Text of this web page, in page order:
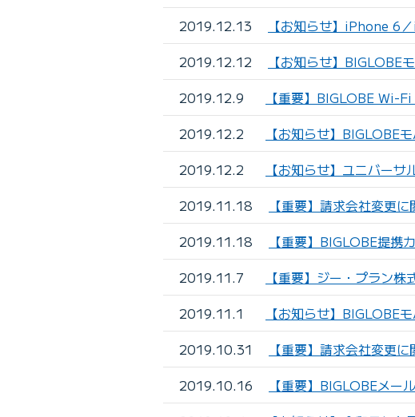
2019.12.13
【お知らせ】iPhone 6
2019.12.12
【お知らせ】BIGLOBE
2019.12.9
【重要】BIGLOBE Wi-
2019.12.2
【お知らせ】BIGLOBE
2019.12.2
【お知らせ】ユニバー
2019.11.18
【重要】請求会社変更
2019.11.18
【重要】BIGLOBE提携
2019.11.7
【重要】ジー・プラン
2019.11.1
【お知らせ】BIGLOBE
2019.10.31
【重要】請求会社変更
2019.10.16
【重要】BIGLOBEメー